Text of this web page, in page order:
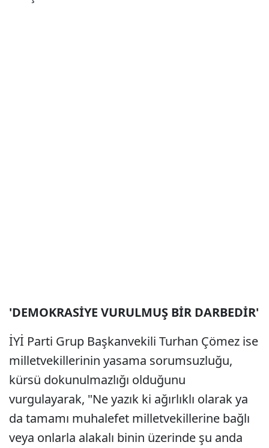
'DEMOKRASİYE VURULMUŞ BİR DARBEDİR'
İYİ Parti Grup Başkanvekili Turhan Çömez ise
milletvekillerinin yasama sorumsuzluğu,
kürsü dokunulmazlığı olduğunu
vurgulayarak, "Ne yazık ki ağırlıklı olarak ya
da tamamı muhalefet milletvekillerine bağlı
veya onlarla alakalı binin üzerinde şu anda